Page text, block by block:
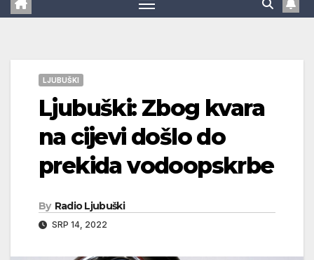
LJUBUŠKI
Ljubuški: Zbog kvara
na cijevi došlo do
prekida vodoopskrbe
By Radio Ljubuški
SRP 14, 2022